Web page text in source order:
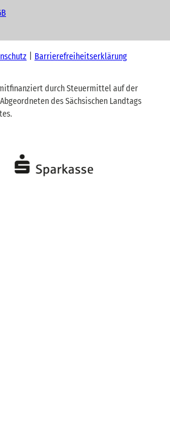
Barrierefreiheitserklärung
durch Steuermittel auf der
des Sächsischen Landtags